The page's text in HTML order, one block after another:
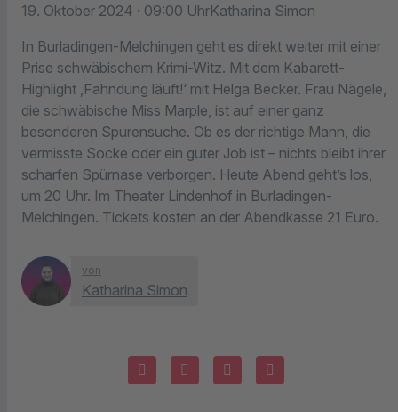
19. Oktober 2024 · 09:00 UhrKatharina Simon
In Burladingen-Melchingen geht es direkt weiter mit einer
Prise schwäbischem Krimi-Witz. Mit dem Kabarett-
Highlight ‚Fahndung läuft!‘ mit Helga Becker. Frau Nägele,
die schwäbische Miss Marple, ist auf einer ganz
besonderen Spurensuche. Ob es der richtige Mann, die
vermisste Socke oder ein guter Job ist – nichts bleibt ihrer
scharfen Spürnase verborgen. Heute Abend geht’s los,
um 20 Uhr. Im Theater Lindenhof in Burladingen-
Melchingen. Tickets kosten an der Abendkasse 21 Euro.
von
Katharina Simon